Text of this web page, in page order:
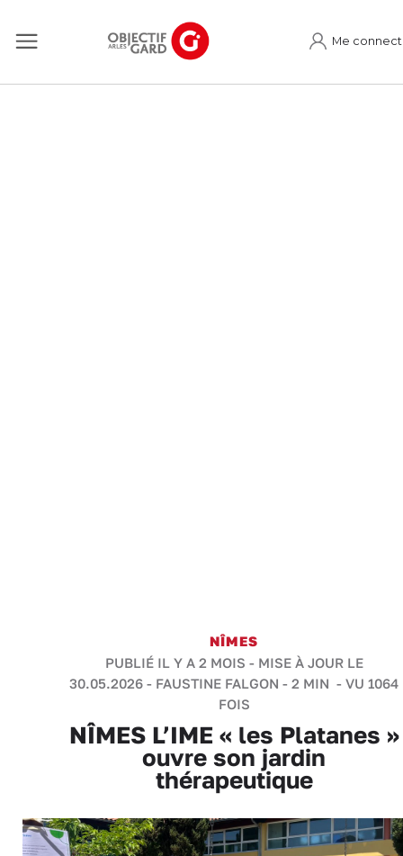
Me
NÎMES
PUBLIÉ IL Y A 2 MOIS - MISE À JOUR LE
30.05.2026 - FAUSTINE FALGON - 2 MIN - VU 1064
FOIS
NÎMES L’IME « les Platanes »
ouvre son jardin
thérapeutique